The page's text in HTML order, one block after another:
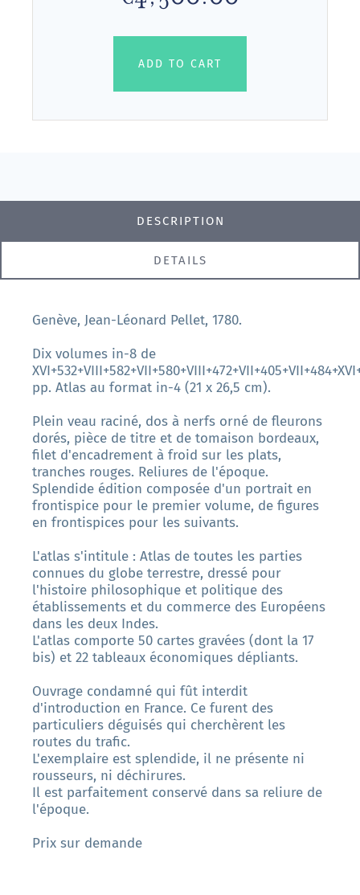
ADD TO CART
DESCRIPTION
DETAILS
Genève, Jean-Léonard Pellet, 1780.
Dix volumes in-8 de
pp. Atlas au format in-4 (21 x 26,5 cm).
Plein veau raciné, dos à nerfs orné de fleurons
dorés, pièce de titre et de tomaison bordeaux,
filet d'encadrement à froid sur les plats,
tranches rouges. Reliures de l'époque.
Splendide édition composée d'un portrait en
frontispice pour le premier volume, de figures
en frontispices pour les suivants.
L'atlas s'intitule : Atlas de toutes les parties
connues du globe terrestre, dressé pour
l'histoire philosophique et politique des
établissements et du commerce des Européens
dans les deux Indes.
L'atlas comporte 50 cartes gravées (dont la 17
bis) et 22 tableaux économiques dépliants.
Ouvrage condamné qui fût interdit
d'introduction en France. Ce furent des
particuliers déguisés qui cherchèrent les
routes du trafic.
L'exemplaire est splendide, il ne présente ni
rousseurs, ni déchirures.
Il est parfaitement conservé dans sa reliure de
l'époque.
Prix sur demande